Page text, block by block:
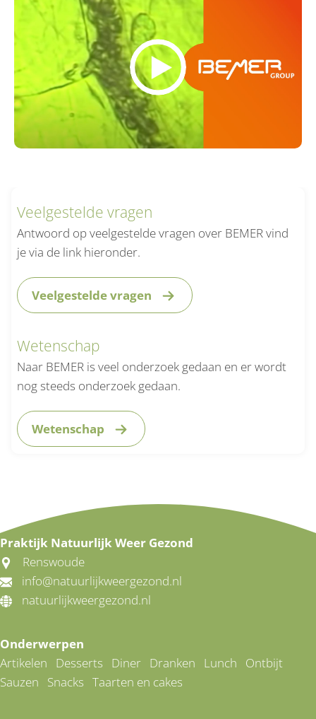
Veelgestelde vragen
Antwoord op veelgestelde vragen over BEMER vind
je via de link hieronder.
Veelgestelde vragen
Wetenschap
Naar BEMER is veel onderzoek gedaan en er wordt
nog steeds onderzoek gedaan.
Wetenschap
Praktijk Natuurlijk Weer Gezond
Renswoude
info@natuurlijkweergezond.nl
natuurlijkweergezond.nl
Onderwerpen
Artikelen
Desserts Diner Dranken Lunch
Ontbijt
Sauzen
Snacks Taarten en cakes